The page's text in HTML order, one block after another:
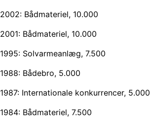
2002: Bådmateriel, 10.000
2001: Bådmateriel, 10.000
1995: Solvarmeanlæg, 7.500
1988: Bådebro, 5.000
1987: Internationale konkurrencer, 5.000
1984: Bådmateriel, 7.500